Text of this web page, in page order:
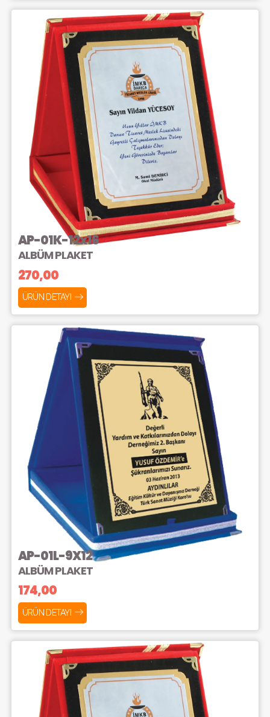
AP-01K-12x16
ALBÜM PLAKET
270,00
ÜRÜN DETAYI
AP-01L-9X12
ALBÜM PLAKET
174,00
ÜRÜN DETAYI